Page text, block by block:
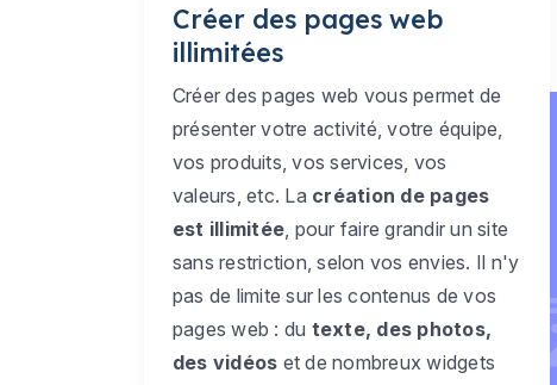
Créer des pages web
illimitées
Créer des pages web vous permet de
présenter votre activité, votre équipe,
vos produits, vos services, vos
valeurs, etc. La création de pages
est illimitée , pour faire grandir un site
sans restriction, selon vos envies. Il n'y
pas de limite sur les contenus de vos
pages web : du texte, des photos,
des vidéos et de nombreux widgets